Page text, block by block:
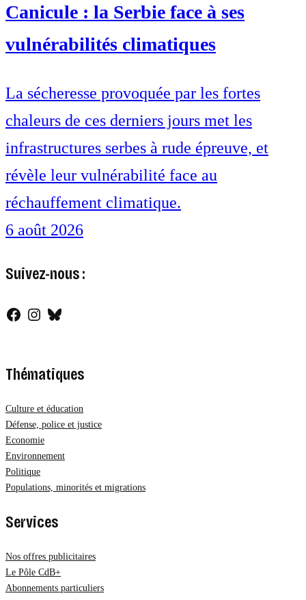
Canicule : la Serbie face à ses
vulnérabilités climatiques
La sécheresse provoquée par les fortes
chaleurs de ces derniers jours met les
infrastructures serbes à rude épreuve, et
révèle leur vulnérabilité face au
réchauffement climatique.
6 août 2026
Suivez-nous :
Facebook
Instagram
Bluesky
Thématiques
Culture et éducation
Défense, police et justice
Economie
Environnement
Politique
Populations, minorités et migrations
Services
Nos offres publicitaires
Le Pôle CdB+
Abonnements particuliers